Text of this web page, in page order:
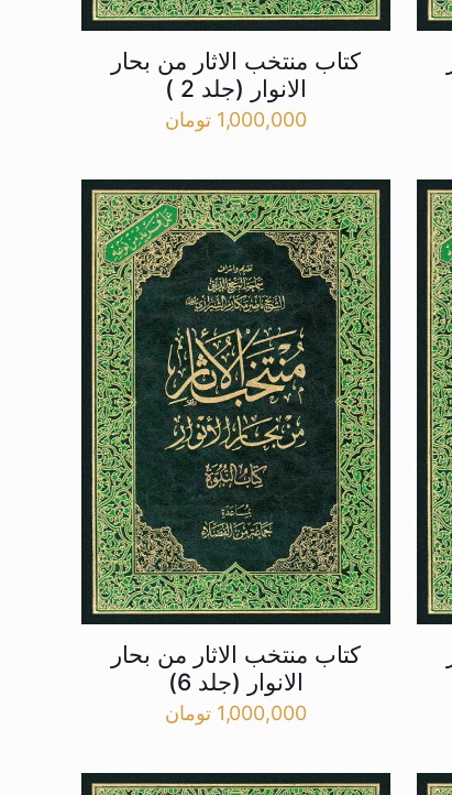
کتاب منتخب الاثار من بحار
الانوار (جلد 2 )
1,000,000 تومان
کتاب منتخب الاثار من بحار
الانوار (جلد 6)
1,000,000 تومان